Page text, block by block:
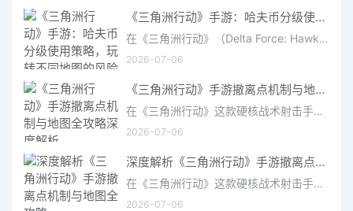
《三角洲行动》手游：哈夫币分级使用策略，玩转不同地图的风险与回报
在《三角洲行动》（Delta Force: Hawk Ops）“烽火地带”模式中，地图被划分为“普通”、“机密”和“绝密”三个
2026-07-06
《三角洲行动》手游撤离点机制与地图全攻略深度解析
在《三角洲行动》这款硬核战术射击手游中，撤离是每位干员行动的核心目标。无论你在战场中搜刮了多少高价值物
2026-07-06
深度解析《三角洲行动》手游撤离点机制与地图全攻略
在《三角洲行动》这款硬核战术射击手游中，撤离是每位干员行动的核心目标。无论你在战场中搜刮了多少高价值物
2026-07-06